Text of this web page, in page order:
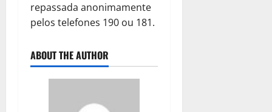
repassada anonimamente
pelos telefones 190 ou 181.
ABOUT THE AUTHOR